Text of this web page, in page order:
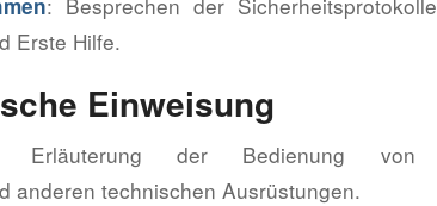
Erste Hilfe.
Einweisung
Erläuterung der Bedienung von
anderen technischen Ausrüstungen.